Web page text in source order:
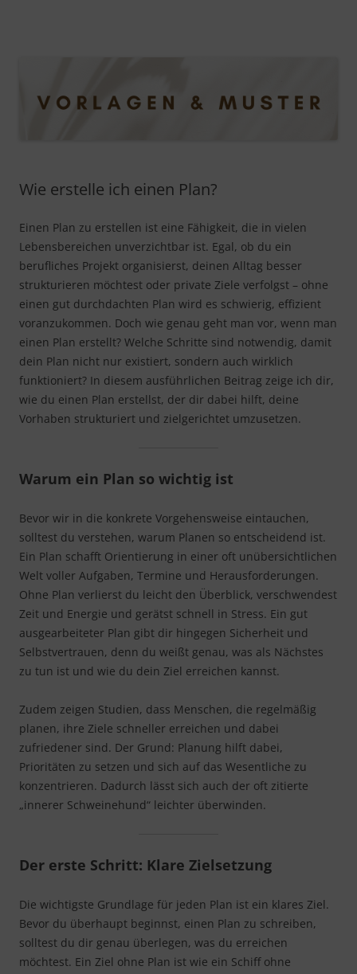
Wie erstelle ich einen Plan?
Einen Plan zu erstellen ist eine Fähigkeit, die in vielen
Lebensbereichen unverzichtbar ist. Egal, ob du ein
berufliches Projekt organisierst, deinen Alltag besser
strukturieren möchtest oder private Ziele verfolgst – ohne
einen gut durchdachten Plan wird es schwierig, effizient
voranzukommen. Doch wie genau geht man vor, wenn man
einen Plan erstellt? Welche Schritte sind notwendig, damit
dein Plan nicht nur existiert, sondern auch wirklich
funktioniert? In diesem ausführlichen Beitrag zeige ich dir,
wie du einen Plan erstellst, der dir dabei hilft, deine
Vorhaben strukturiert und zielgerichtet umzusetzen.
Warum ein Plan so wichtig ist
Bevor wir in die konkrete Vorgehensweise eintauchen,
solltest du verstehen, warum Planen so entscheidend ist.
Ein Plan schafft Orientierung in einer oft unübersichtlichen
Welt voller Aufgaben, Termine und Herausforderungen.
Ohne Plan verlierst du leicht den Überblick, verschwendest
Zeit und Energie und gerätst schnell in Stress. Ein gut
ausgearbeiteter Plan gibt dir hingegen Sicherheit und
Selbstvertrauen, denn du weißt genau, was als Nächstes
zu tun ist und wie du dein Ziel erreichen kannst.
Zudem zeigen Studien, dass Menschen, die regelmäßig
planen, ihre Ziele schneller erreichen und dabei
zufriedener sind. Der Grund: Planung hilft dabei,
Prioritäten zu setzen und sich auf das Wesentliche zu
konzentrieren. Dadurch lässt sich auch der oft zitierte
„innerer Schweinehund“ leichter überwinden.
Der erste Schritt: Klare Zielsetzung
Die wichtigste Grundlage für jeden Plan ist ein klares Ziel.
Bevor du überhaupt beginnst, einen Plan zu schreiben,
solltest du dir genau überlegen, was du erreichen
möchtest. Ein Ziel ohne Plan ist wie ein Schiff ohne